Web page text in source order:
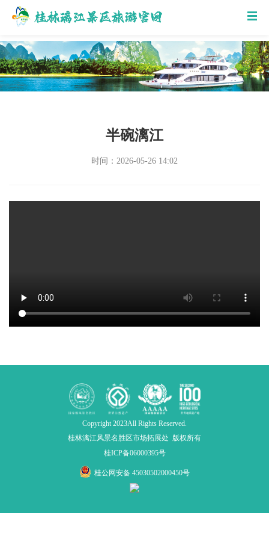
半碗漓江
时间：2026-05-26 14:02
Copyright 2023All Rights Reserved.
桂林漓江风景名胜区市场拓展处 版权所有
桂ICP备06000395号
桂公网安备 45030502000450号